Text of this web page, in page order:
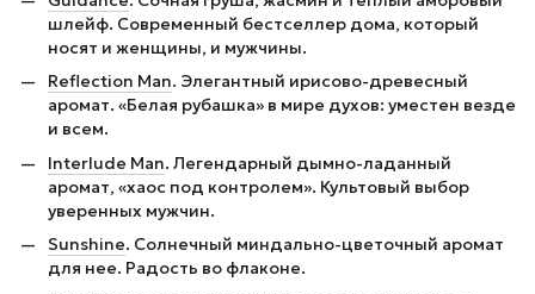
шлейф. Современный бестселлер дома, который
носят и женщины, и мужчины.
Reflection Man. Элегантный ирисово-древесный
аромат. «Белая рубашка» в мире духов: уместен везде
и всем.
Interlude Man. Легендарный дымно-ладанный
аромат, «хаос под контролем». Культовый выбор
уверенных мужчин.
Sunshine. Солнечный миндально-цветочный аромат
для нее. Радость во флаконе.